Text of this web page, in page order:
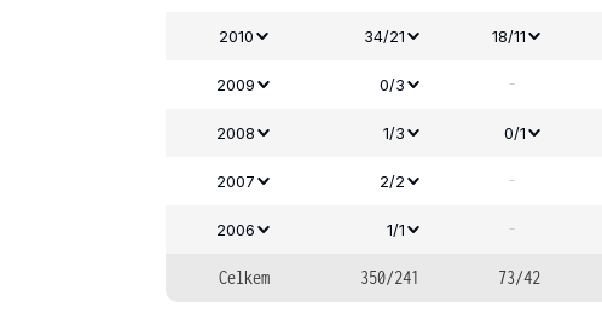
2010 34/21 18/11
2009 0/3 -
2008 1/3 0/1
2007 2/2 -
2006 1/1 -
Celkem 350/241 73/42